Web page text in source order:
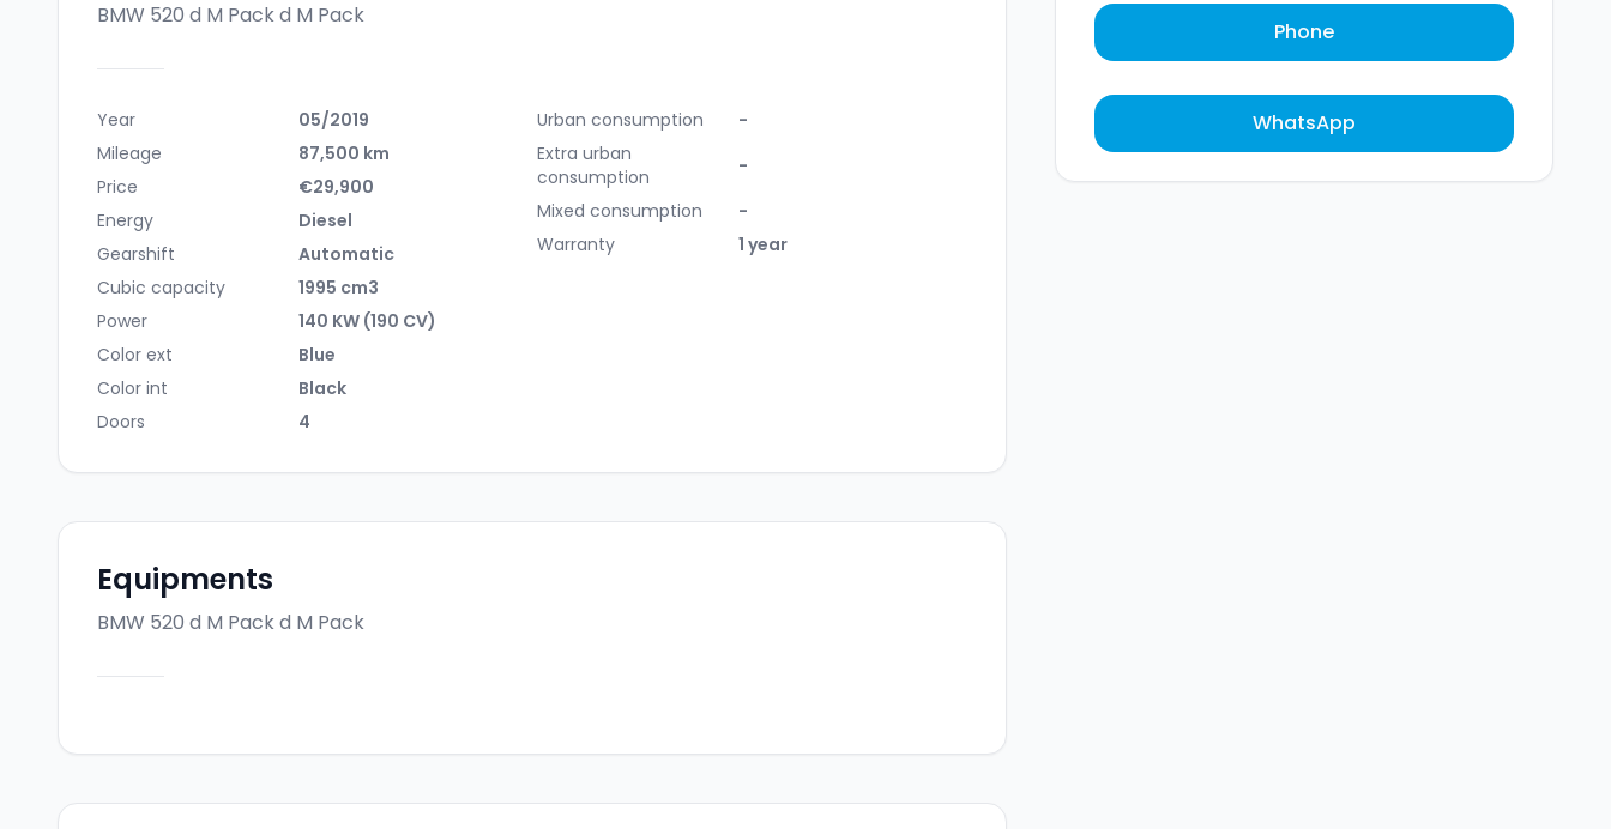
BMW 520 d M Packd M Pack
Year
05/2019
Mileage
87,500 km
Price
€29,900
Energy
Diesel
Gearshift
Automatic
Cubic capacity
1995 cm3
Power
140 KW (190 CV)
Color ext
Blue
Color int
Black
Doors
4
Urban consumption
-
Extra urban
consumption
-
Mixed consumption
-
Warranty
1 year
Equipments
BMW 520 d M Packd M Pack
Phone
WhatsApp